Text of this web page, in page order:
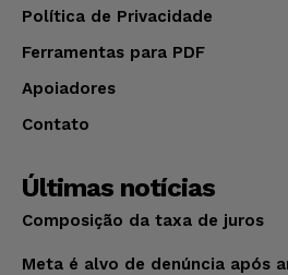
Política de Privacidade
Ferramentas para PDF
Apoiadores
Contato
Últimas notícias
Composição da taxa de juros
Meta é alvo de denúncia após